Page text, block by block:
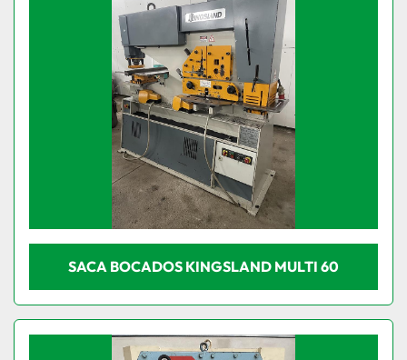
SACA BOCADOS KINGSLAND MULTI 60